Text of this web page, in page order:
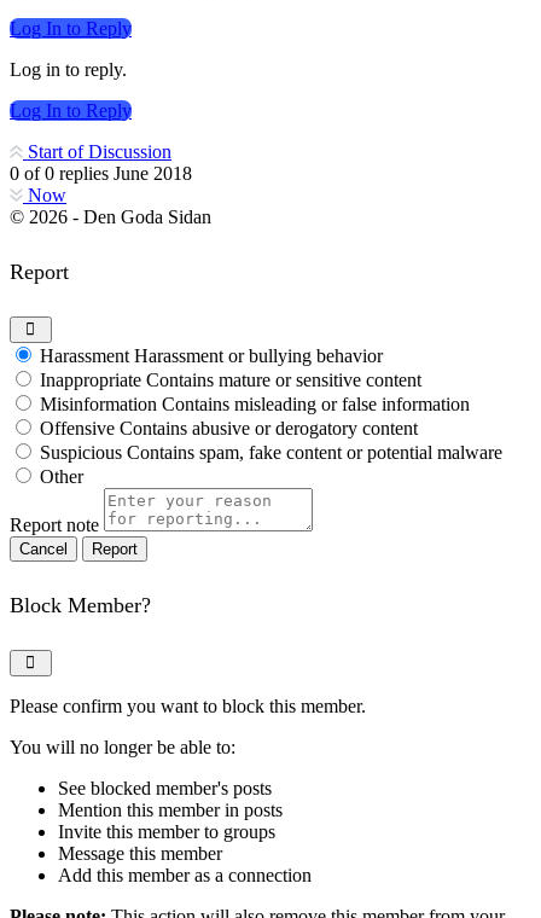
Log In to Reply
Log in to reply.
Log In to Reply
Start of Discussion
0 of0 replies June 2018
Now
© 2026 - Den Goda Sidan
Report
Harassment Harassment or bullying behavior
Inappropriate Contains mature or sensitive content
Misinformation Contains misleading or false information
Offensive Contains abusive or derogatory content
Suspicious Contains spam, fake content or potential malware
Other
Report note
Report
Block Member?
Please confirm you want to block this member.
You will no longer be able to:
See blocked member's posts
Mention this member in posts
Invite this member to groups
Message this member
Add this member as a connection